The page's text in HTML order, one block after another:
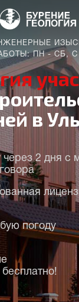
ПН - СБ, С
в
через 2 дня с
погоду
бесплатно!